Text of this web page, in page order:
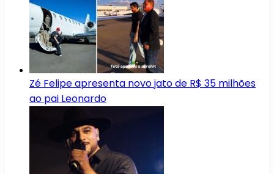
Zé Felipe apresenta novo jato de R$ 35 milhões
ao pai Leonardo